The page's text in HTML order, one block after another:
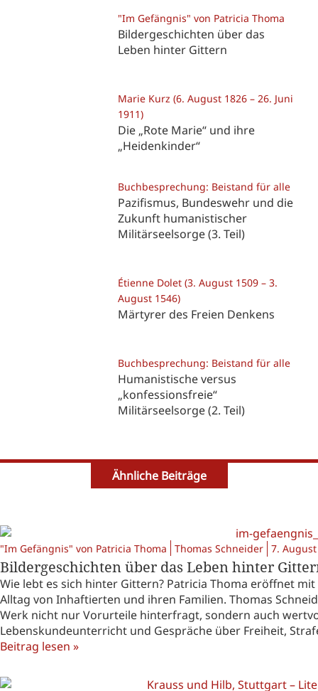
"Im Gefängnis" von Patricia Thoma
Bildergeschichten über das
Leben hinter Gittern
Marie Kurz (6. August 1826 – 26. Juni
1911)
Die „Rote Marie“ und ihre
„Heidenkinder“
Buchbesprechung: Beistand für alle
Pazifismus, Bundeswehr und die
Zukunft humanistischer
Militärseelsorge (3. Teil)
Étienne Dolet (3. August 1509 – 3.
August 1546)
Märtyrer des Freien Denkens
Buchbesprechung: Beistand für alle
Humanistische versus
„konfessionsfreie“
Militärseelsorge (2. Teil)
Ähnliche Beiträge
"Im Gefängnis" von Patricia Thoma Thomas Schneider 7.
Bildergeschichten über das Leben hinter
Wie lebt es sich hinter Gittern? Patricia Thoma eröffnet
Alltag von Inhaftierten und ihren Familien. Thomas
Werk nicht nur Vorurteile hinterfragt, sondern auch
Lebenskundeunterricht und Gespräche über Freiheit,
Beitrag lesen »